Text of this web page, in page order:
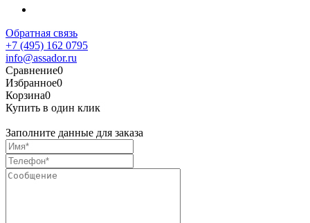
Обратная связь
+7 (495) 162 0795
info@assador.ru
Сравнение0
Избранное0
Корзина0
Купить в один клик
Заполните данные для заказа